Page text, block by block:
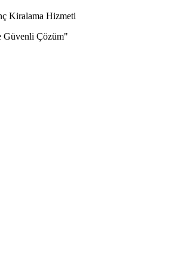
Kiralama Hizmeti
Güvenli Çözüm"